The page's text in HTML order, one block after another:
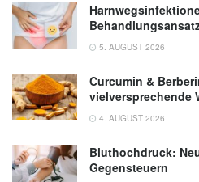
5. AUGUST 2026
Curcumin &
vielversprechende
4. AUGUST 2026
Bluthochdruck:
Gegensteuern